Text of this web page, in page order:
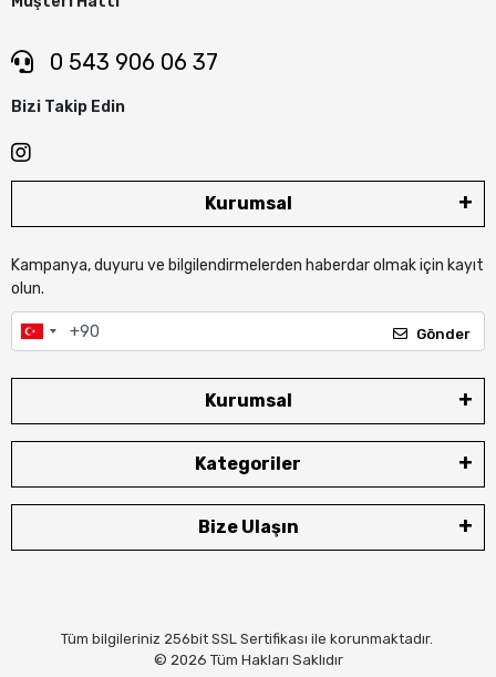
0 543 906 06 37
Bizi Takip Edin
Kurumsal
Kampanya, duyuru ve bilgilendirmelerden haberdar olmak için kayıt
olun.
Gönder
Kurumsal
Kategoriler
Bize Ulaşın
Tüm bilgileriniz 256bit SSL Sertifikası ile korunmaktadır.
© 2026 Tüm Hakları Saklıdır